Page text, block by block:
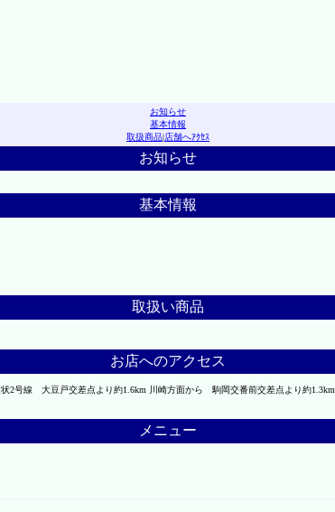
お知らせ
基本情報
取扱商品|店舗へｱｸｾｽ
お知らせ
基本情報
取扱い商品
お店へのアクセス
2号線 大豆戸交差点より約1.6km 川崎方面から 駒岡交番前交差点より約1.3km
メニュー